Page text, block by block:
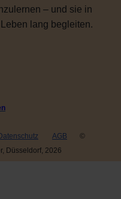
– und sie in
lang begleiten.
AGB
©
Düsseldorf, 2026